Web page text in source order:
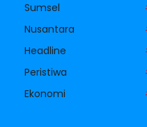
Sumsel
Nusantara
Headline
Peristiwa
Ekonomi